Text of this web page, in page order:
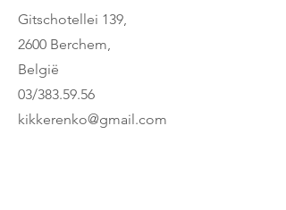
Gitschotellei 139,
2600 Berchem,
België
03/383.59.56
kikkerenko@gmail.com